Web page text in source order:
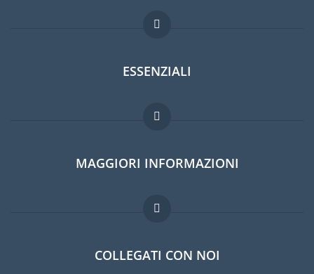
ESSENZIALI
Forum per expat
Guida per expat
Lavori all'estero
MAGGIORI INFORMAZIONI
Domande frequenti
COLLEGATI CON NOI